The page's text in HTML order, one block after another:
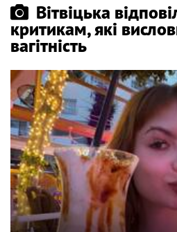
Вітвіцька
критикам, які
вагітність